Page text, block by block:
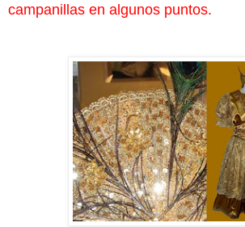
campanillas en algunos puntos.